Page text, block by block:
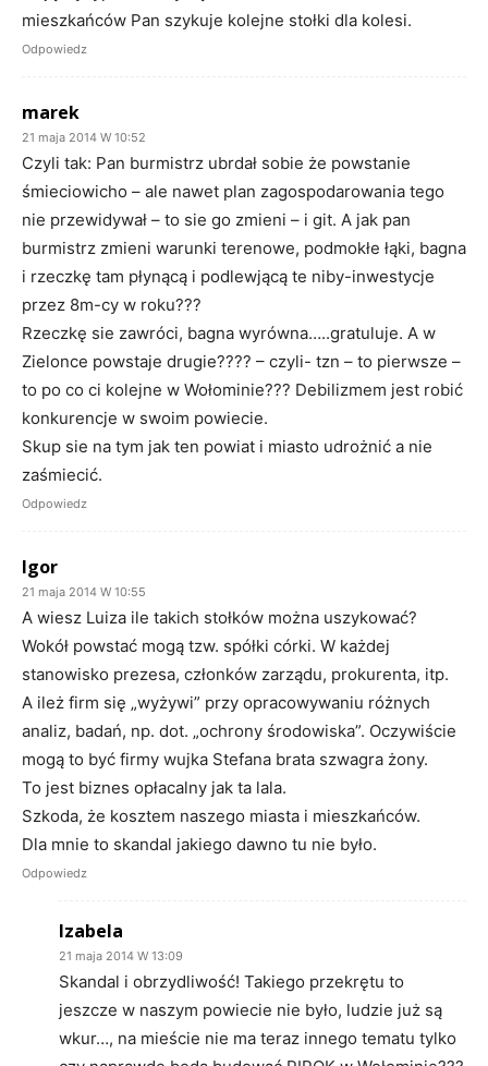
mieszkańców Pan szykuje kolejne stołki dla kolesi.
Odpowiedz
marek
21 maja 2014 W 10:52
Czyli tak: Pan burmistrz ubrdał sobie że powstanie
śmieciowicho – ale nawet plan zagospodarowania tego
nie przewidywał – to sie go zmieni – i git. A jak pan
burmistrz zmieni warunki terenowe, podmokłe łąki, bagna
i rzeczkę tam płynącą i podlewjącą te niby-inwestycje
przez 8m-cy w roku???
Rzeczkę sie zawróci, bagna wyrówna…..gratuluje. A w
Zielonce powstaje drugie???? – czyli- tzn – to pierwsze –
to po co ci kolejne w Wołominie??? Debilizmem jest robić
konkurencje w swoim powiecie.
Skup sie na tym jak ten powiat i miasto udrożnić a nie
zaśmiecić.
Odpowiedz
Igor
21 maja 2014 W 10:55
A wiesz Luiza ile takich stołków można uszykować?
Wokół powstać mogą tzw. spółki córki. W każdej
stanowisko prezesa, członków zarządu, prokurenta, itp.
A ileż firm się „wyżywi” przy opracowywaniu różnych
analiz, badań, np. dot. „ochrony środowiska”. Oczywiście
mogą to być firmy wujka Stefana brata szwagra żony.
To jest biznes opłacalny jak ta lala.
Szkoda, że kosztem naszego miasta i mieszkańców.
Dla mnie to skandal jakiego dawno tu nie było.
Odpowiedz
Izabela
21 maja 2014 W 13:09
Skandal i obrzydliwość! Takiego przekrętu to
jeszcze w naszym powiecie nie było, ludzie już są
wkur…, na mieście nie ma teraz innego tematu tylko